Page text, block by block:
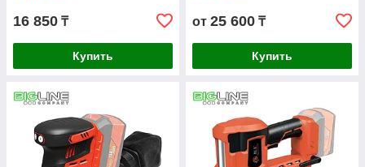
16 850 ₸
Купить
от 25 600 ₸
Купить